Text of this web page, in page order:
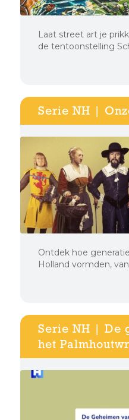
Laat street art je
de tentoonstelling
Serie NH |
Ontdek hoe
Holland vormden,
Serie NH | De
het